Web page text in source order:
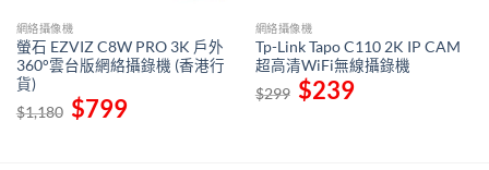
網絡攝像機
螢石 EZVIZ C8W PRO 3K 戶外
360°雲台版網絡攝錄機 (香港行
貨)
$1,180 Original
price
$799Current
網絡攝像機
Tp-Link Tapo C110 2K IP CAM
超高清WiFi無線攝錄機
$299 Original
price
$239Current